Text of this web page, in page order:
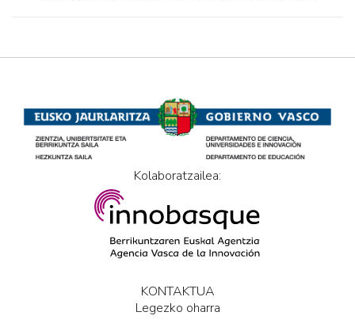
Kolaboratzailea:
KONTAKTUA
Legezko oharra